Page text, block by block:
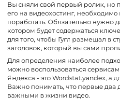
Вы сняли свой первый ролик, но
его на видеохостинг,
поработать. Обязательно нужно
котором будет содержаться
для того, чтобы Гугл размещал в
заголовок, который вы сами
Для определения наиболее
можно воспользоваться
Яндекса - это Wordstat.yandex, а
Важно понимать, что первые два
важными в жизни видео.